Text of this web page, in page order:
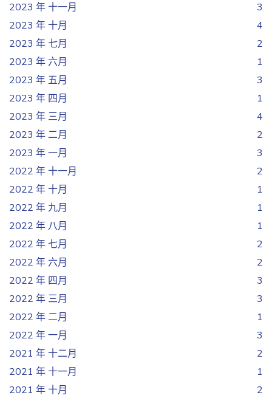
2023 年 十一月
3
2023 年 十月
4
2023 年 七月
2
2023 年 六月
1
2023 年 五月
3
2023 年 四月
1
2023 年 三月
4
2023 年 二月
2
2023 年 一月
3
2022 年 十一月
2
2022 年 十月
1
2022 年 九月
1
2022 年 八月
1
2022 年 七月
2
2022 年 六月
2
2022 年 四月
3
2022 年 三月
3
2022 年 二月
1
2022 年 一月
3
2021 年 十二月
2
2021 年 十一月
1
2021 年 十月
2